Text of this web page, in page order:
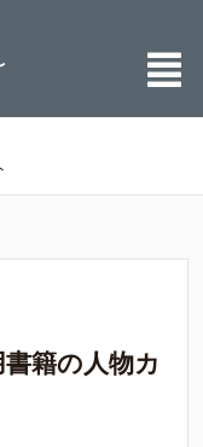
書籍の人物カ